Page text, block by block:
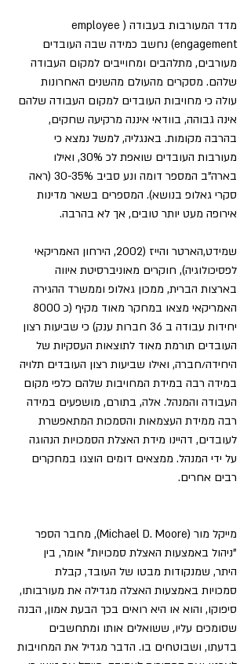
מדד המעורבות בעבודה (employee
engagement) נחשב כמידה שבה העובדים
מעורבים, מתלהבים ומחוייבים למקום העבודה
שלהם. מסקרים מהעולם מהשנים האחרונות
עולה כי מחויבות העובדים למקום העבודה שלהם
אינה גבוהה, בוודאי איננה מרקיעה שחקים,
בהרבה מקומות. באנגליה, למשל נמצא כי
מעורבות העובדים שואפת לכ 30%, ואילו
בארה"ב המספר דומה ונע סביב 30-35% (ראה
סקרי גאלופ בנושא). המספרים בשאר מדינות
אירופה מעט יותר טובים, אך לא בהרבה.
שמידט,הארטר והייז (2002, הירחון האמריקאי
לפסיכולוגיה), חוקרים מאוניברסיטת איווה
בארצות הברית, ממכון גאלופ וממשרד ההגירה
יחידות עבודה ב 36 חברות ענק) כי שביעות רצון
העובדים תורמת מאוד לתוצאות העסקיות של
היחידה/חברה, ואילו שביעות רצון העובדים תלויה
במידה רבה במידת המחויבות שלהם כלפי מקום
העבודה והמנהל. אלה, בתורם, מושפעים במידה
רבה ממידת העצמאות והסמכות המתאפשרת
לעובדים, דהיינו מידת האצלת הסמכויות הנהוגה
על ידי המנהל. ממצאים דומים הוצגו במחקרים
רבים אחרים.
מייקל מור (Michael D. Moore), מחבר הספר
"ניהול באמצעות האצלת סמכויות" אומר, בין
היתר, שמנקודות מבטו של העובד, קבלת
סמכויות באמצעות האצלה מגדילה את מעורבותו,
סיפוקו, והוא או היא רואים בכך הבעת אמון, הבנה
שסומכים עליו, ששואלים אותו ומתחשבים
בדעתו, ושבוטחים בו. הדבר מגדיל את המחויבות